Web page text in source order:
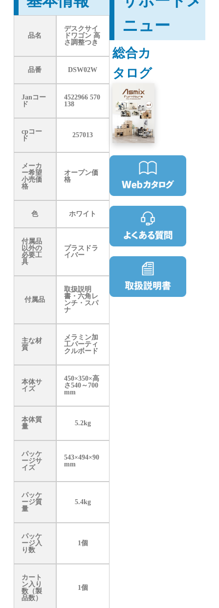
品名
デスクサイ
ドワゴン 高
さ調整つき
品番 DSW02W
Janコー
ド
4522966 570
138
cpコー
ド
257013
メーカ
ー希望
小売価
格
オープン価
格
色 ホワイト
付属品
以外の
必要工
具
プラスドラ
イバー
付属品
取扱説明
書・六角レ
ンチ・スパ
ナ
主な材
質
メラミン加
工パーティ
クルボード
本体サ
イズ
450×350×高
さ540～700
mm
本体質
量
5.2kg
パッケ
ージサ
イズ
543×494×90
mm
パッケ
ージ質
量
5.4kg
パッケ
ージ入
り数
1個
カート
ン入り
数（製
品数）
1個
ニュー
総合カ
タログ